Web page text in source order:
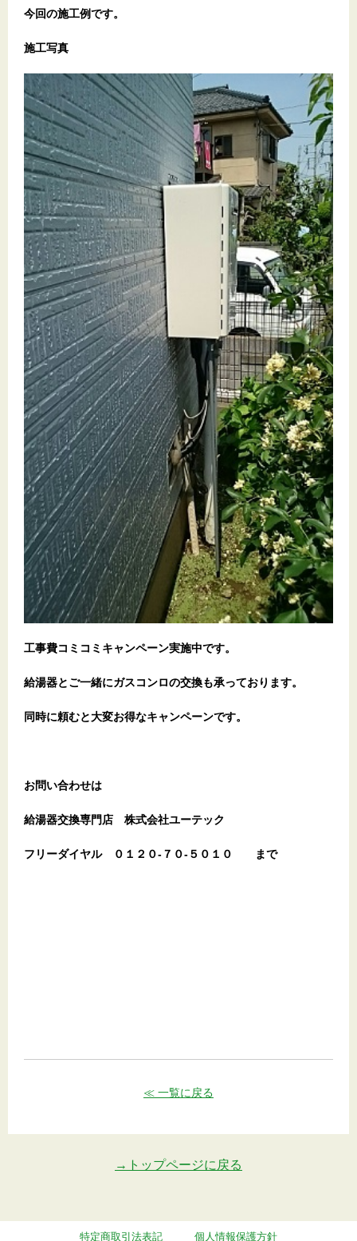
今回の施工例です。
施工写真
工事費コミコミキャンペーン実施中です。
給湯器とご一緒にガスコンロの交換も承っております。
同時に頼むと大変お得なキャンペーンです。
お問い合わせは
給湯器交換専門店 株式会社ユーテック
フリーダイヤル ０１２０-７０-５０１０ まで
≪ 一覧に戻る
→トップページに戻る
特定商取引法表記 個人情報保護方針